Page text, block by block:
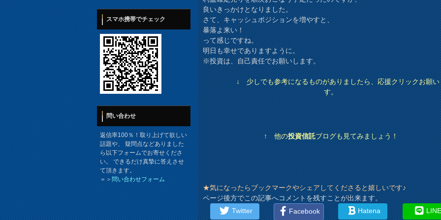
良いきっかけとなりました。
さて、キャッシュポジションを増やすと、
暴落よ来い！
って感じですね。
明日も幸せでありますように。
※投資は、自己責任でお願いします。
↓ 少しでも参考になるものがありましたら、応援クリックお願い
す。
↑ 他の投資信託ブログも見てみましょう！
★気になったらブックマークやシェアしてくださると嬉しいです♪
ページ後方でこの記事へコメントを残すことが出来ます。
Twitter
Facebook Hatena
スマホ携帯でチェック
問い合わせ
返信率100％！取り上げて欲しい
話題や、 疑問点などありました
ら以下フォームでお寄せくださ
い。 できるだけ真摯に答えさせ
て頂きます。
＝＞問い合わせフォーム